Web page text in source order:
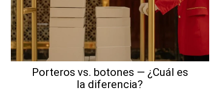
Porteros vs. botones — ¿Cuál es
la diferencia?